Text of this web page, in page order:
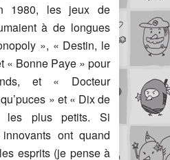
1980, les jeux de
à de longues
», « Destin, le
« Bonne Paye » pour
et « Docteur
» et « Dix de
les plus petits. Si
ont quand
esprits (je pense à